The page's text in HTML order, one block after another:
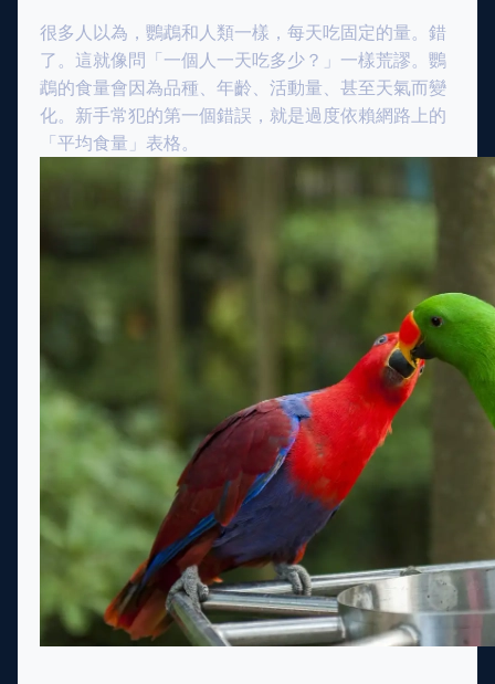
很多人以為，鸚鵡和人類一樣，每天吃固定的量。錯
了。這就像問「一個人一天吃多少？」一樣荒謬。鸚
鵡的食量會因為品種、年齡、活動量、甚至天氣而變
化。新手常犯的第一個錯誤，就是過度依賴網路上的
「平均食量」表格。